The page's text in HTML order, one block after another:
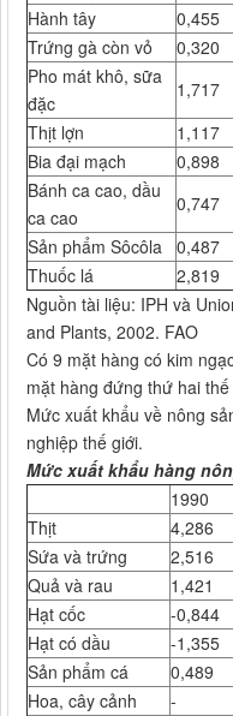
Hành tây
0,455
Trứng gà còn vỏ
0,320
Pho mát khô, sữa
đặc
1,717
Thịt lợn
1,117
Bia đại mạch
0,898
Bánh ca cao, dầu
ca cao
0,747
Sản phẩm Sôcôla 0,487
Thuốc lá
2,819
Nguồn tài liệu: IPH và
and Plants, 2002. FAO
Có 9 mặt hàng có kim
mặt hàng đứng thứ hai thế
Mức xuất khẩu về nông
nghiệp thế giới.
Mức xuất khẩu hàng
1990
Thịt
4,286
Sứa và trứng
2,516
Quả và rau
1,421
Hạt cốc
-0,844
Hạt có dầu
-1,355
Sản phẩm cá
0,489
Hoa, cây cảnh
-